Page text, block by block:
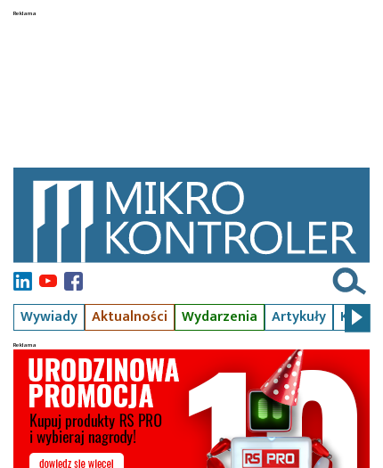
Wywiady Aktualności Wydarzenia Artykuły Kursy